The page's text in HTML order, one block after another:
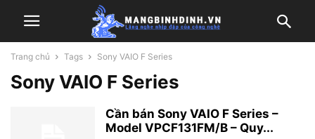
Trang chủ Tags Sony VAIO F Series
Sony VAIO F Series
Cần bán Sony VAIO F Series –
Model VPCF131FM/B – Quy...